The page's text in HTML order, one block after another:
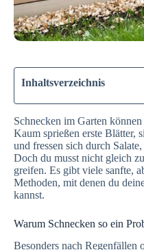
Inhaltsverzeichnis
Schnecken im Garten
Kaum sprießen erste Blätter,
und fressen sich durch
Doch du musst nicht gleich
greifen. Es gibt viele sanfte,
Methoden, mit denen du
kannst.
Warum Schnecken so ein
Besonders nach Regenfällen